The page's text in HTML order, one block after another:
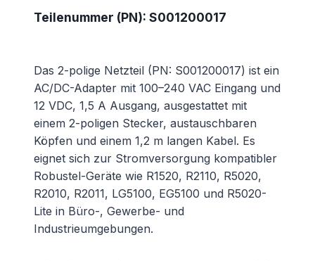
Teilenummer (PN): S001200017
Das 2-polige Netzteil (PN: S001200017) ist ein
AC/DC-Adapter mit 100–240 VAC Eingang und
12 VDC, 1,5 A Ausgang, ausgestattet mit
einem 2-poligen Stecker, austauschbaren
Köpfen und einem 1,2 m langen Kabel. Es
eignet sich zur Stromversorgung kompatibler
Robustel-Geräte wie R1520, R2110, R5020,
R2010, R2011, LG5100, EG5100 und R5020-
Lite in Büro-, Gewerbe- und
Industrieumgebungen.